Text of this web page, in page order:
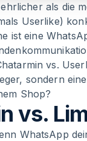
als die
Userlike)
ist eine
vs.
sondern
Shop?
vs.
WhatsApp